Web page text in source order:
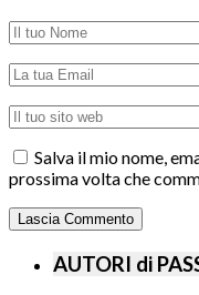
Salva il mio nome,
prossima volta che
AUTORI di